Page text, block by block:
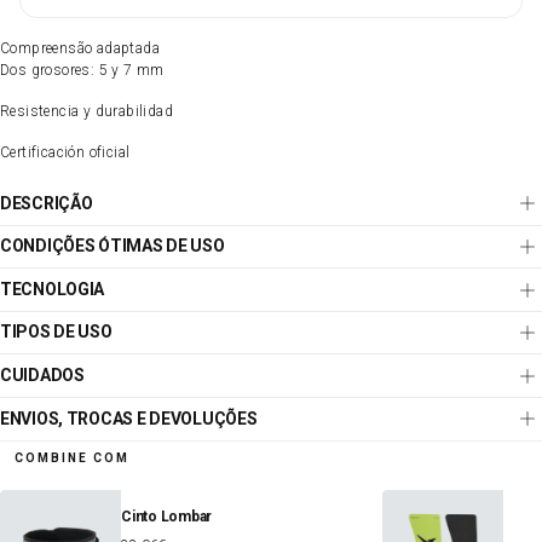
Compreensão adaptada
Dos grosores: 5 y 7 mm
Resistencia y durabilidad
Certificación oficial
DESCRIÇÃO
CONDIÇÕES ÓTIMAS DE USO
TECNOLOGIA
TIPOS DE USO
CUIDADOS
ENVIOS, TROCAS E DEVOLUÇÕES
COMBINE COM
Cinto Lombar